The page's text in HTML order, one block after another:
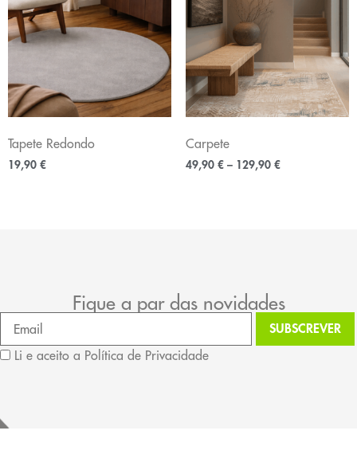
Tapete Redondo
19,90 €
Carpete
49,90 € – 129,90 €
Fique a par das novidades
Li e aceito a Política de Privacidade